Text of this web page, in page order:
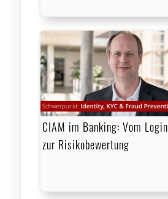
CIAM im Banking: Vom Login
zur Risikobewertung